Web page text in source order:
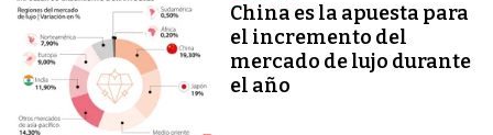
China es la apuesta para
el incremento del
mercado de lujo durante
el año